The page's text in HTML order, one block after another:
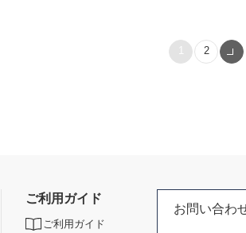
1 2
ご利用ガイド
ご利用ガイド
お問い合わ